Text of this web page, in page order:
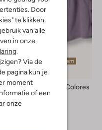
Door
te klikken,
van alle
in onze
.
Via de
pagina kun je
moment
of een
onze
Laatste item
Labo De Colores
Mini jurk